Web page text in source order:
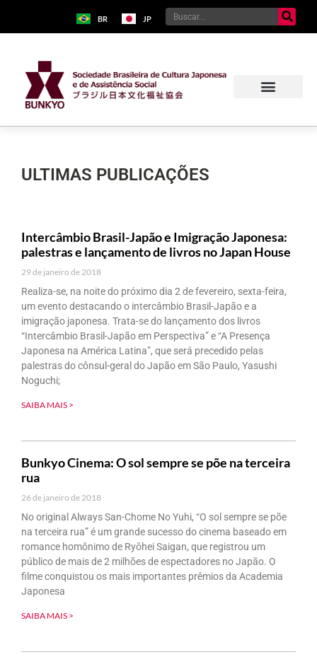
BR JP
ULTIMAS PUBLICAÇÕES
Intercâmbio Brasil-Japão e Imigração Japonesa:
palestras e lançamento de livros no Japan House
29 de janeiro de 2018
Realiza-se, na noite do próximo dia 2 de fevereiro, sexta-feira,
um evento destacando o intercâmbio Brasil-Japão e a
imigração japonesa. Trata-se do lançamento dos livros
“Intercâmbio Brasil-Japão em Perspectiva” e “A Presença
Japonesa na América Latina”, que será precedido pelas
palestras do cônsul-geral do Japão em São Paulo, Yasushi
Noguchi;
SAIBA MAIS >
Bunkyo Cinema: O sol sempre se põe na terceira
rua
26 de janeiro de 2018
No original Always San-Chome No Yuhi, “O sol sempre se põe
na terceira rua” é um grande sucesso do cinema baseado em
romance homônimo de Ryōhei Saigan, que registrou um
público de mais de 2 milhões de espectadores no Japão. O
filme conquistou os mais importantes prêmios da Academia
Japonesa
SAIBA MAIS >